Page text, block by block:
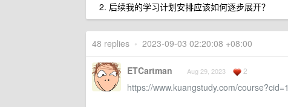
后续我的学习计划安排应该如何逐步展开？
48 replies • 2023-09-03 02:20:08 +08:00
ETCartman Aug 29, 2023 2
https://www.kuangstudy.com/course?cid=1